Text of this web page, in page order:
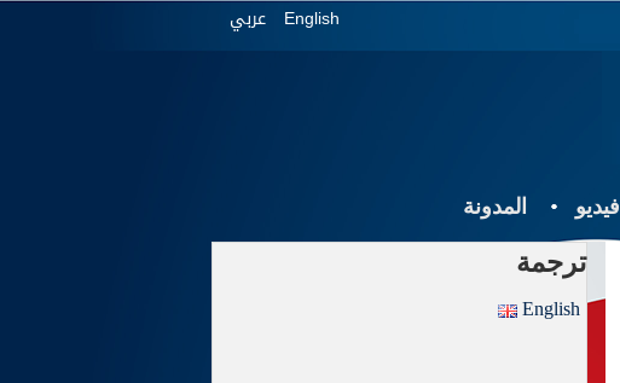
عربي English
فيديو المدونة
ترجمة
English